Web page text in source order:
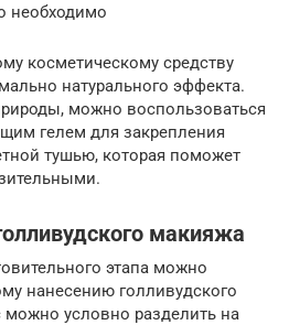
необходимо
косметическому средству
натурального эффекта.
можно воспользоваться
гелем для закрепления
тушью, которая поможет
макияжа
этапа можно
нанесению голливудского
условно разделить на